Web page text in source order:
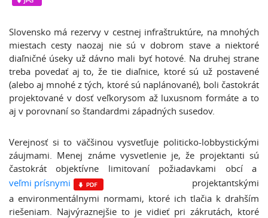
Slovensko má rezervy v cestnej infraštruktúre, na mnohých
miestach cesty naozaj nie sú v dobrom stave a niektoré
diaľničné úseky už dávno mali byť hotové. Na druhej strane
treba povedať aj to, že tie diaľnice, ktoré sú už postavené
(alebo aj mnohé z tých, ktoré sú naplánované), boli častokrát
projektované v dosť veľkorysom až luxusnom formáte a to
aj v porovnaní so štandardmi západných susedov.
Verejnosť si to väčšinou vysvetľuje politicko-lobbystickými
záujmami. Menej známe vysvetlenie je, že projektanti sú
častokrát objektívne limitovaní požiadavkami obcí a
veľmi prísnymi
projektantskými
a environmentálnymi normami, ktoré ich tlačia k drahším
riešeniam. Najvýraznejšie to je vidieť pri zákrutách, ktoré